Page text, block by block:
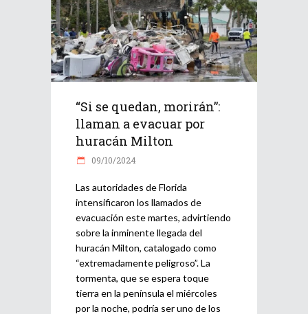
“Si se quedan, morirán”:
llaman a evacuar por
huracán Milton
09/10/2024
Las autoridades de Florida
intensificaron los llamados de
evacuación este martes, advirtiendo
sobre la inminente llegada del
huracán Milton, catalogado como
“extremadamente peligroso”. La
tormenta, que se espera toque
tierra en la península el miércoles
por la noche, podría ser uno de los